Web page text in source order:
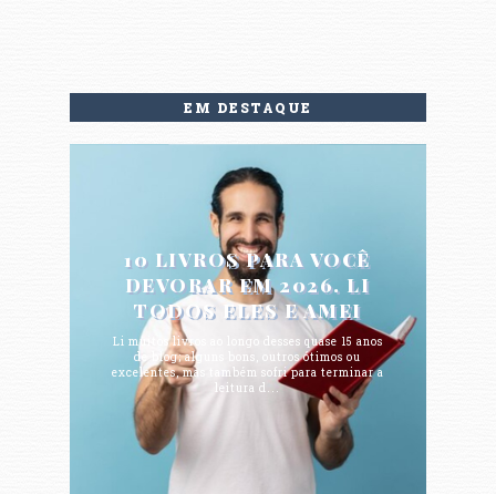
EM DESTAQUE
10 LIVROS PARA VOCÊ
DEVORAR EM 2026. LI
TODOS ELES E AMEI
Li muitos livros ao longo desses quase 15 anos
de blog; alguns bons, outros ótimos ou
excelentes, mas também sofri para terminar a
leitura d...